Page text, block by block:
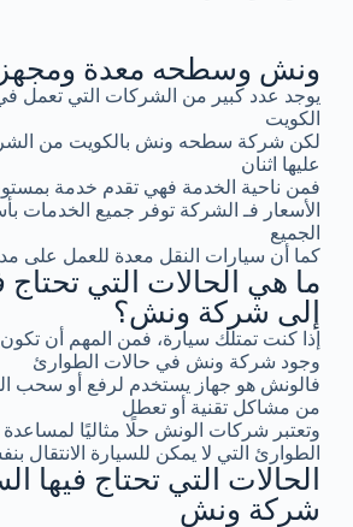
ونش وسطحه معدة ومجهزة 24
يوجد عدد كبير من الشركات التي تعمل
الكويت
لكن شركة سطحه ونش بالكويت من
عليها اثنان
فمن ناحية الخدمة فهي تقدم خدمة
الأسعار فـ الشركة توفر جميع الخدمات
الجميع
كما أن سيارات النقل معدة للعمل على مدار ال
ما هي الحالات التي تحتاج
إلى شركة ونش؟
إذا كنت تمتلك سيارة، فمن المهم أن
وجود شركة ونش في حالات الطوارئ
فالونش هو جهاز يستخدم لرفع أو سحب
من مشاكل تقنية أو تعطل
وتعتبر شركات الونش حلًا مثاليًا
الطوارئ التي لا يمكن للسيارة الانتقال
الحالات التي تحتاج فيها
شركة ونش